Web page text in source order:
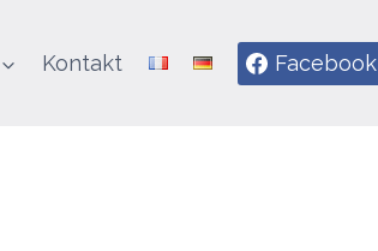
Kontakt Facebook